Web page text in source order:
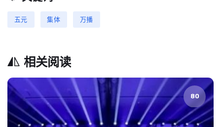
五元 集体 万播
相关阅读
80